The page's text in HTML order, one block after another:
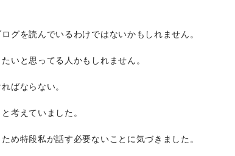
グを読んでいるわけではないかもしれません。
いと思ってる人かもしれません。
ばならない。
考えていました。
め特段私が話す必要ないことに気づきました。